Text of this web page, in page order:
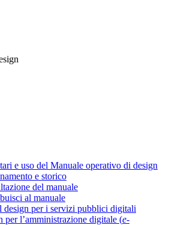
e uso del Manuale operativo di design
e storico
del manuale
al manuale
design per i servizi pubblici digitali
per l’amministrazione digitale (e-